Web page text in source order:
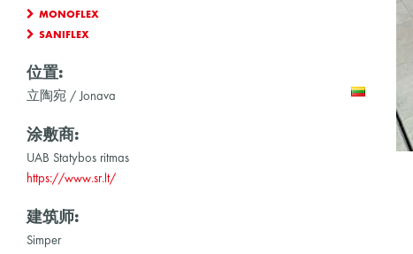
MONOFLEX
SANIFLEX
位置:
立陶宛 / Jonava
涂敷商:
UAB Statybos ritmas
https://www.sr.lt/
建筑师:
Simper